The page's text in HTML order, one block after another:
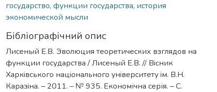
государство, функции государства, история
экономической мысли
Бібліографічний опис
Лисеный Е.В. Эволюция теоретических взглядов на
функции государства / Лисеный Е.В. // Вiсник
Харкiвського нацiонального унiверситету iм. В.Н.
Каразiна. – 2011. – № 935. Економічна серія. – С.